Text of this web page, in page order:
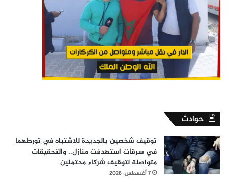
حوادث
توقيف شخصين بالجديدة للاشتباه في تورطهما
في سرقات استهدفت منازل.. والتحقيقات
متواصلة لتوقيف شركاء محتملين
7 أغسطس، 2026